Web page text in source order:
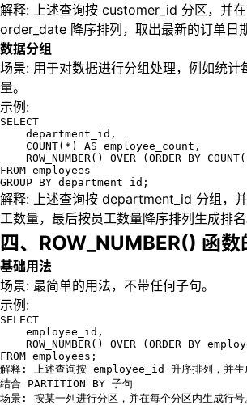
解释: 上述查询按 customer_id 分区，并
order_date 降序排列，取出最新的订单日期
数据分组
场景: 用于对数据进行分组处理，例如统计
量。
示例:
SELECT
department_id,
COUNT(*) AS employee_count,
ROW_NUMBER() OVER (ORDER BY
FROM employees
GROUP BY department_id;
解释: 上述查询按 department_id 分组，
工数量，最后按员工数量降序排列生成排名
四、ROW_NUMBER() 函数
基础用法
场景: 最简单的用法，不带任何子句。
示例:
SELECT
employee_id,
ROW_NUMBER() OVER (ORDER BY
FROM employees;
解释: 上述查询按 employee_id 升序排列，并生
结合 PARTITION BY 子句
场景: 按某一列进行分区，并在每个分区内生成行号